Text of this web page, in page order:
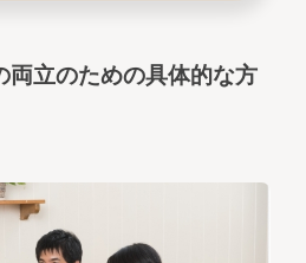
両立のための具体的な方